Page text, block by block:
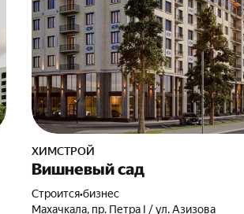
ХИМСТРОЙ
Вишневый сад
Строится•бизнес
Махачкала, пр. Петра I / ул. Азизова